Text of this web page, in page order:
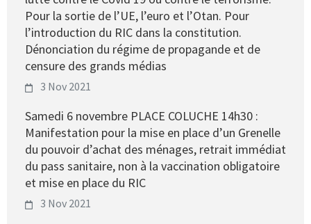
Pour la sortie de l’UE, l’euro et l’Otan. Pour
l’introduction du RIC dans la constitution.
Dénonciation du régime de propagande et de
censure des grands médias
3 Nov 2021
Samedi 6 novembre PLACE COLUCHE 14h30 :
Manifestation pour la mise en place d’un Grenelle
du pouvoir d’achat des ménages, retrait immédiat
du pass sanitaire, non à la vaccination obligatoire
et mise en place du RIC
3 Nov 2021